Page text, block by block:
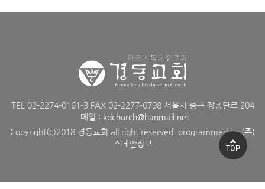
TEL 02-2274-0161-3 FAX 02-2277-0798 서울시 중구 장충단로 204
메일 : kdchurch@hanmail.net
Copyright(c)2018 경동교회 all right reserved. programmed by(주)
스데반정보